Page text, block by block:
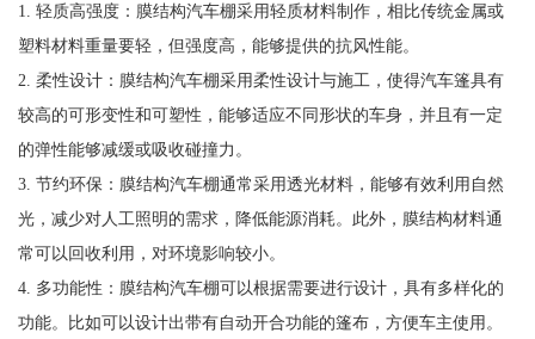
1. 轻质高强度：膜结构汽车棚采用轻质材料制作，相比传统金属或
塑料材料重量要轻，但强度高，能够提供的抗风性能。
2. 柔性设计：膜结构汽车棚采用柔性设计与施工，使得汽车篷具有
较高的可形变性和可塑性，能够适应不同形状的车身，并且有一定
的弹性能够减缓或吸收碰撞力。
3. 节约环保：膜结构汽车棚通常采用透光材料，能够有效利用自然
光，减少对人工照明的需求，降低能源消耗。此外，膜结构材料通
常可以回收利用，对环境影响较小。
4. 多功能性：膜结构汽车棚可以根据需要进行设计，具有多样化的
功能。比如可以设计出带有自动开合功能的篷布，方便车主使用。